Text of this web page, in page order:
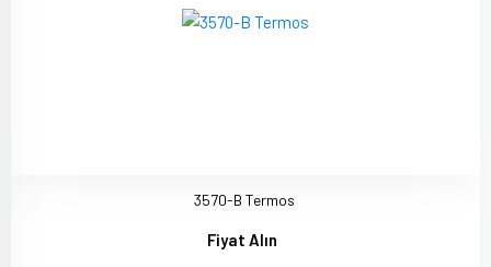
3570-B Termos
Fiyat Alın